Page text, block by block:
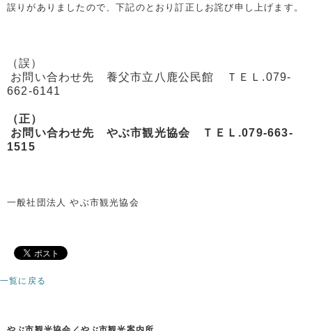
誤りがありましたので、下記のとおり訂正しお詫び申し上げます。
（誤）
お問い合わせ先 養父市立八鹿公民館 ＴＥＬ.079-
662-6141
（正）
お問い合わせ先 やぶ市観光協会 ＴＥＬ.079-663-
1515
一般社団法人 やぶ市観光協会
一覧に戻る